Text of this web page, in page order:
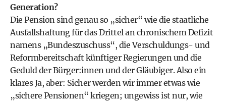
Generation?
Die Pension sind genau so „sicher“ wie die staatliche
Ausfallshaftung für das Drittel an chronischem Defizit
namens „Bundeszuschuss“, die Verschuldungs- und
Reformbereitschaft künftiger Regierungen und die
Geduld der Bürger:innen und der Gläubiger. Also ein
klares Ja, aber: Sicher werden wir immer etwas wie
„sichere Pensionen“ kriegen; ungewiss ist nur, wie